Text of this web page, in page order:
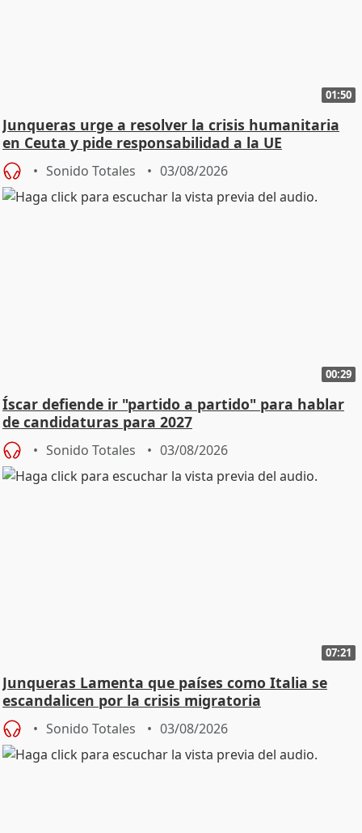
01:50
Junqueras urge a resolver la crisis humanitaria
en Ceuta y pide responsabilidad a la UE
Sonido Totales 03/08/2026
00:29
Íscar defiende ir "partido a partido" para hablar
de candidaturas para 2027
Sonido Totales 03/08/2026
07:21
Junqueras Lamenta que países como Italia se
escandalicen por la crisis migratoria
Sonido Totales 03/08/2026